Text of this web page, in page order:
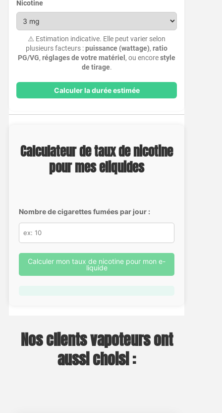
Nicotine
⚠️ Estimation indicative. Elle peut varier selon
plusieurs facteurs :puissance (wattage),ratio
PG/VG,réglages de votre matériel , ou encorestyle
de tirage.
Calculer la durée estimée
Calculateur de taux de nicotine
pour mes eliquides
Nombre de cigarettes fumées par jour :
Calculer mon taux de nicotine pour mon e-
liquide
Nos clients vapoteurs ont
aussi choisi :